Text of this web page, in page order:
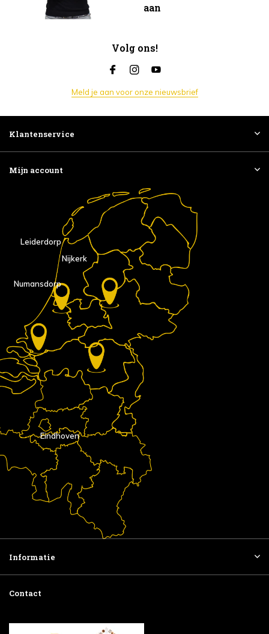
aan
Volg ons!
Meld je aan voor onze nieuwsbrief
Klantenservice
Mijn account
Eindhoven
Nijkerk
Numansdorp
Leiderdorp
Informatie
Contact